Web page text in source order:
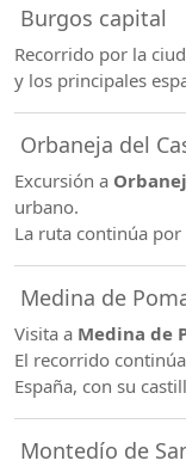
Burgos capital
Recorrido por la
y los principales
Orbaneja del
Excursión a
urbano.
La ruta continúa por
Medina de
Visita a Medina de
El recorrido
España, con su
Montedío de